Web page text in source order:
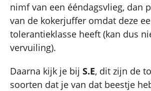
nimf van een ééndagsvlieg, dan
van de kokerjuffer omdat deze
tolerantieklasse heeft (kan dus
vervuiling).
Daarna kijk je bij S.E, dit zijn de
soorten dat je van dat beestje